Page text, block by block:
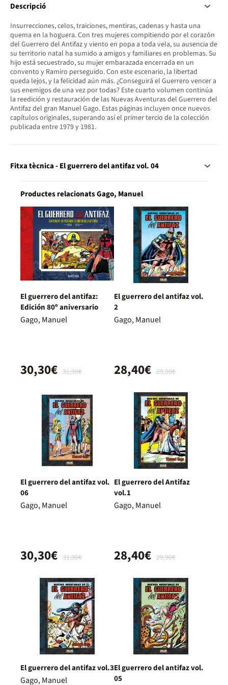
Descripció
Insurrecciones, celos, traiciones, mentiras, cadenas y hasta una
quema en la hoguera. Con tres mujeres compitiendo por el corazón
del Guerrero del Antifaz y viento en popa a toda vela, su ausencia de
su territorio natal ha sumido a amigos y familiares en problemas. Su
hijo está secuestrado, su mujer embarazada encerrada en un
convento y Ramiro perseguido. Con este escenario, la libertad
queda lejos, y la felicidad aún más. ¿Conseguirá el Guerrero vencer a
sus enemigos de una vez por todas? Este cuarto volumen continúa
la reedición y restauración de las Nuevas Aventuras del Guerrero del
Antifaz del gran Manuel Gago. Estas páginas incluyen once nuevos
capítulos originales, superando así el primer tercio de la colección
publicada entre 1979 y 1981.
Fitxa tècnica - El guerrero del antifaz vol. 04
Productes relacionats Gago, Manuel
El guerrero del antifaz:
Edición 80º aniversario
Gago, Manuel
31,90€
30,30€
El guerrero del antifaz vol.
2
Gago, Manuel
29,90€
28,40€
El guerrero del antifaz vol.
06
Gago, Manuel
31,90€
30,30€
El guerrero del Antifaz
vol.1
Gago, Manuel
29,90€
28,40€
El guerrero del antifaz vol.3
Gago, Manuel
El guerrero del antifaz vol.
05